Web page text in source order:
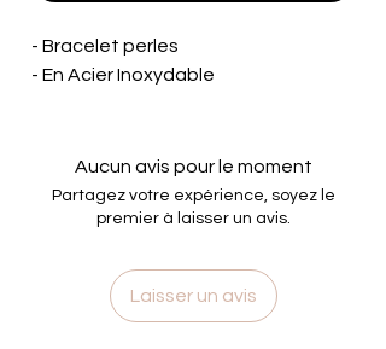
- Bracelet perles
- En Acier Inoxydable
Aucun avis pour le moment
Partagez votre expérience, soyez le
premier à laisser un avis.
Laisser un avis